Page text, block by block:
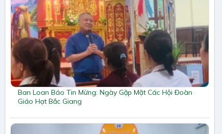
Ban Loan Báo Tin Mừng: Ngày Gặp Mặt Các Hội Đoàn
Giáo Hạt Bắc Giang